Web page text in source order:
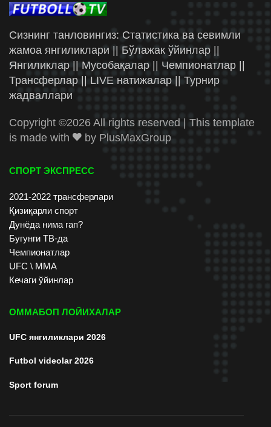
Сизнинг танловингиз: Статистика ва севимли
жамоа янгиликлари || Бўлажак ўйинлар ||
Янгиликлар || Мусобақалар || Чемпионатлар ||
Трансферлар || LIVE натижалар || Турнир
жадваллари
Copyright ©2026 All rights reserved | This template
is made with
by PlusMaxGroup
СПОРТ ЭКСПРЕСС
2021-2022 трансферлари
Қизиқарли спорт
Дунёда нима гап?
Бугунги ТВ-да
Чемпионатлар
UFC \ ММА
Кечаги ўйинлар
ОММАБОП ЛОЙИХАЛАР
UFC янгиликлари 2026
Futbol videolar 2026
Sport forum